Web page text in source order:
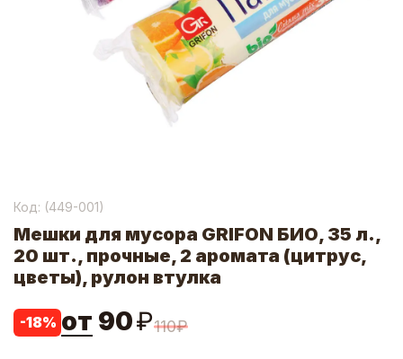
Код: (449-001)
Мешки для мусора GRIFON БИО, 35 л.,
20 шт., прочные, 2 аромата (цитрус,
цветы), рулон втулка
-18% от 90₽110₽